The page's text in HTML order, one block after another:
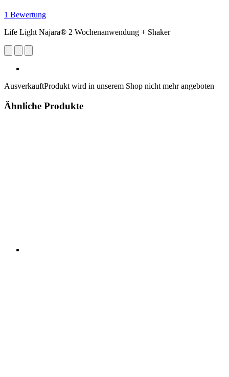
1 Bewertung
Life Light Najara® 2 Wochenanwendung + Shaker
AusverkauftProdukt wird in unserem Shop nicht mehr angeboten
Ähnliche Produkte